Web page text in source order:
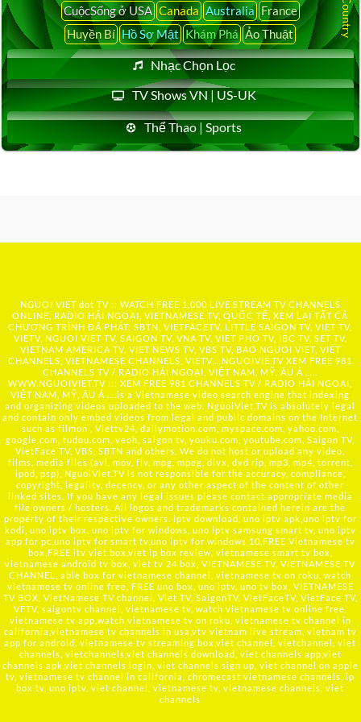
CuộcSống ở USA Canada Australia France
Huyền Bí Hồ Sơ Mật Khám Phá Ảo Thuật
Nhạc Chọn Lọc
TV Shows VN | US-UK
Thể Thao | Sports
NGUOI VIET dot TV :: WATCH FREE 1,000 LIVE STREAM TV CHANNELS
ONLINE, RADIO HẢI NGOẠI, VIETNAMESE TV, QUỐC TẾ, XEM LẠI TẤT CẢ
CHƯƠNG TRÌNH ĐÃ PHÁT: SBTN, VIETFACETV, LITTLE SAIGON TV, VIET TV,
VIETV, NGUOI VIET TV, SAIGON TV, VNA TV, VIET PHO TV, IBC TV, SET TV,
VIETNAM AMERICA TV, VIET NEWS TV, VBS TV, BAO NGUOI VIET, VIET
CHANNELS, VIETNAMESE CHANNELS, VIETV,... NGUOIVIE.TV XEM FREE 981
CHANNELS TV / RADIO HẢI NGOẠI, VIỆT NAM, MỸ, ÂU Á …..
WWW.NGUOIVIET.TV ::: XEM FREE 981 CHANNELS TV / RADIO HẢI NGOẠI,
VIỆT NAM, MỸ, ÂU Á ….is a Vietnamese video search engine that indexing
and organizing videos uploaded to the web. NguoiViet.TV is absolutely legal
and contain only embed videos from legal and public domains on the Internet
such as filmon , Viettv24, dailymotion.com, myspace.com, yahoo.com,
google.com, tudou.com, veoh, saigon tv, youku.com, youtube.com, Saigon TV,
VietFace TV, VBS, SBTN and others. We do not host or upload any video,
films, media files (avi, mov, flv, mpg, mpeg, divx, dvd rip, mp3, mp4, torrent,
ipod, psp), NguoiViet.TV is not responsible for the accuracy, compliance,
copyright, legality, decency, or any other aspect of the content of other
linked sites. If you have any legal issues please contact appropriate media
file owners / hosters. All logos and trademarks contained herein are the
property of their respective owners. iptv download, uno iptv apk,uno iptv for
kodi, uno iptv box, uno iptv for windows, uno iptv samsung smart tv, uno iptv
app for pc,uno iptv for smart tv,uno iptv for windows 10,FREE Vietnamese tv
box,FREE itv viet box,viet ip box review, vietnamese smart tv box,
vietnamese android tv box, viet tv 24 box, VIETNAMESE TV, VIETNAMESE TV
CHANNEL, able box for vietnamese channel, vietnamese tv on roku, watch
vietnamese tv online free, FREE uno box, uno iptv, uno tv box, VIETNAMESE
TV BOX, VietNamese TV channel, Viet TV, SaigonTV, VietFaceTV, VietFace TV,
VFTV, saigontv channel, vietnamese tv, watch vietnamese tv online free,
vietnamese tv app,watch vietnamese tv on roku, vietnamese tv channel in
california,vietnamese tv channels in usa,vtv vietnam live stream, vietnam tv
app for android, vietnamese tv streaming box,viet channel, vietchannel, viet
channels, vietchannels,viet channels download, viet channels app,viet
channels apk,viet channels login, viet channels sign up, viet channel on apple
tv, vietnamese tv channel in california, chromecast vietnamese channels, ip
box tv, uno iptv, viet channel, vietnamese tv, vietnamese channels, viet
channels